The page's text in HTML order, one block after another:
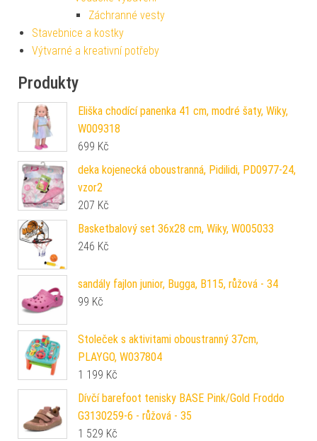
Záchranné vesty
Stavebnice a kostky
Výtvarné a kreativní potřeby
Produkty
Eliška chodící panenka 41 cm, modré šaty, Wiky,
W009318
699 Kč
deka kojenecká oboustranná, Pidilidi, PD0977-24,
vzor2
207 Kč
Basketbalový set 36x28 cm, Wiky, W005033
246 Kč
sandály fajlon junior, Bugga, B115, růžová - 34
99 Kč
Stoleček s aktivitami oboustranný 37cm,
PLAYGO, W037804
1 199 Kč
Dívčí barefoot tenisky BASE Pink/Gold Froddo
G3130259-6 - růžová - 35
1 529 Kč